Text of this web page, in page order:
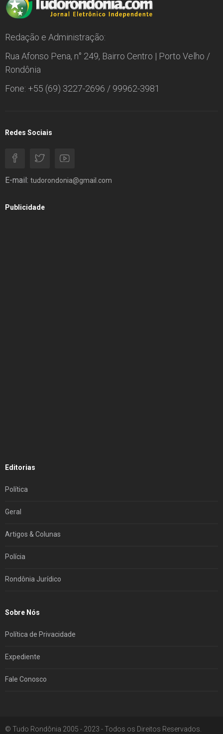
Redação e Administração:
Rua Afonso Pena, n° 249, Bairro Centro | Porto Velho /
Rondônia
Fone: +55 (69) 3227-2696 / 99962-3981
Redes Sociais
E-mail: tudorondonia@gmail.com
Publicidade
Editorias
Política
Geral
Artigos & Colunas
Polícia
Rondônia Jurídico
Sobre Nós
Política de Privacidade
Expediente
Fale Conosco
© Tudo Rondônia 2005 - 2023 - Todos os Direitos Reservados.